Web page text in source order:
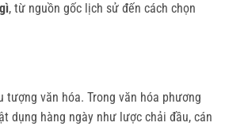
, từ nguồn gốc lịch sử đến cách chọn
văn hóa. Trong văn hóa phương
dụng hàng ngày như lược chải đầu, cán